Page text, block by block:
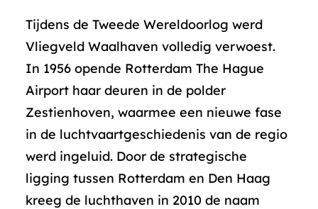
Tijdens de Tweede Wereldoorlog werd
Vliegveld Waalhaven volledig verwoest.
In 1956 opende Rotterdam The Hague
Airport haar deuren in de polder
Zestienhoven, waarmee een nieuwe fase
in de luchtvaartgeschiedenis van de regio
werd ingeluid. Door de strategische
ligging tussen Rotterdam en Den Haag
kreeg de luchthaven in 2010 de naam